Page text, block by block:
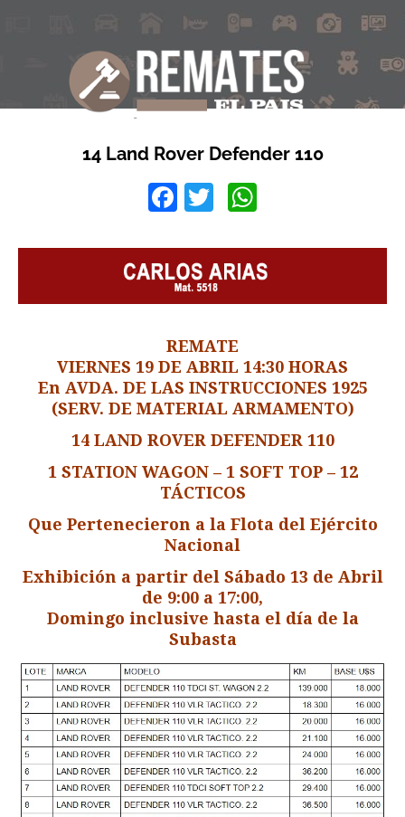
14 Land Rover Defender 110
Facebook
Twitter
REMATE
VIERNES 19 DE ABRIL 14:30 HORAS
En AVDA. DE LAS INSTRUCCIONES 1925
(SERV. DE MATERIAL ARMAMENTO)
14 LAND ROVER DEFENDER 110
1 STATION WAGON – 1 SOFT TOP – 12
TÁCTICOS
Que Pertenecieron a la Flota del Ejército
Nacional
Exhibición a partir del Sábado 13 de Abril
de 9:00 a 17:00,
Domingo inclusive hasta el día de la
Subasta